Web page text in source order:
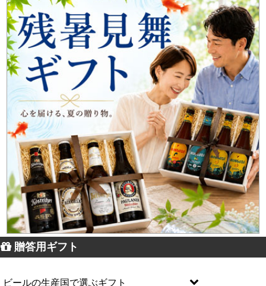
贈答用ギフト
ビールの生産国で選ぶギフト